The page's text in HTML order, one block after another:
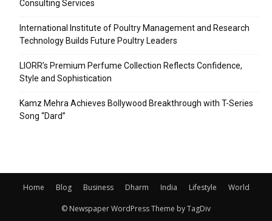
Consulting Services
International Institute of Poultry Management and Research
Technology Builds Future Poultry Leaders
LIORR’s Premium Perfume Collection Reflects Confidence,
Style and Sophistication
Kamz Mehra Achieves Bollywood Breakthrough with T-Series
Song “Dard”
Home Blog Business Dharm India Lifestyle World
© Newspaper WordPress Theme by TagDiv